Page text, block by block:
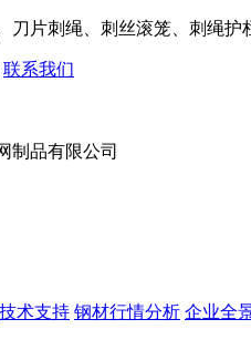
刀片刺绳、刺丝滚笼、刺绳护
联系我们
制品有限公司
技术支持 钢材行情分析 企业全